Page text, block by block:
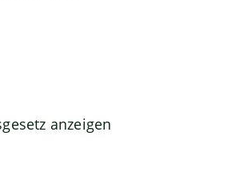
anzeigen